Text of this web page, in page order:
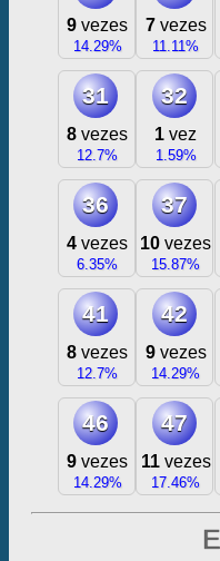
9 vezes
14.29%
7vezes
11.11%
31
8 vezes
12.7%
32
1 vez
1.59%
36
4 vezes
6.35%
37
10 vezes
15.87%
41
8 vezes
12.7%
42
9vezes
14.29%
46
9 vezes
14.29%
47
11vezes
17.46%